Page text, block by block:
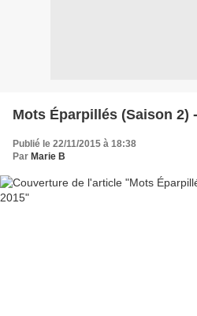
Mots Éparpillés (Saison 2)
Publié le 22/11/2015 à 18:38
Par Marie B